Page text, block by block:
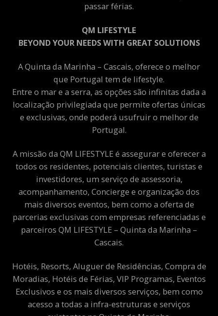
passar férias.
QM LIFESTYLE
BEYOND YOUR NEEDS WITH GREAT SOLUTIONS
A Quinta da Marinha – Cascais, oferece o melhor
que Portugal tem de lifestyle.
Entre o mar e a serra, as opções são infinitas dada a
localização privilegiada que permite ofertas únicas
e exclusivas, onde poderá usufruir o melhor de
Portugal.
A missão da QM LIFESTYLE é assegurar e oferecer a
todos os residentes, potenciais clientes, turistas e
investidores, um serviço de assessoria,
acompanhamento, Concierge e organização dos
mais diversos eventos, bem como a oferta de
parcerias exclusivas com empresas referenciadas e
parceiros QM LIFESTYLE – Quinta da Marinha –
Cascais.
Hotéis, Resorts, Aluguer de Residências, Compra de
Moradias, Hotéis de Férias, VIP Programas, Eventos
Exclusivos e os mais diversos serviços, bem como
acesso a todas a infra-estruturas e serviços